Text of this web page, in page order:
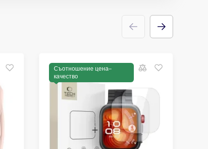
Съотношение цена–
качество